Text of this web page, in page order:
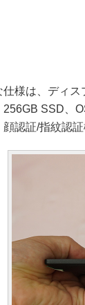
様は、ディス
256GB SSD、
顔認証/指紋認